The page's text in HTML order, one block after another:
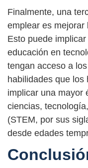
Finalmente, una
emplear es mejorar
Esto puede
educación en
tengan acceso a
habilidades que los
implicar una mayor
ciencias,
(STEM, por sus
desde edades